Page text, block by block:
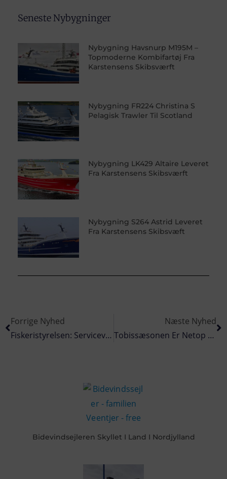
Seneste Nybygninger
Nybygning Havsnurp M195M –
Topmoderne Kombifartøj Fra
Karstensens Skibsværft
Nybygning FR224 Christina S
Pelagisk Trawler Til Scotland
Nybygning LK429 Altaire Leveret
Fra Karstensens Skibsværft
Nybygning S264 Astrid Leveret
Fra Karstensens Skibsvæft
Forrige Nyhed
Fiskeristyrelsen: Servicevindue Lukker Midlertidigt Onsdag Den 7. April 2021
Næste Nyhed
Tobissæsonen Er Netop Forestående – Er I Sikkerhedsmæssigt Klar Til Fiskeriet
Bidevindsejleren Skyllet I Land I Nordjylland